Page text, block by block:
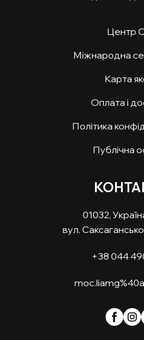
Центр
Міжнародна
Карта
Оплата і
Політика
Публічна
01032,
вул.
+38 044